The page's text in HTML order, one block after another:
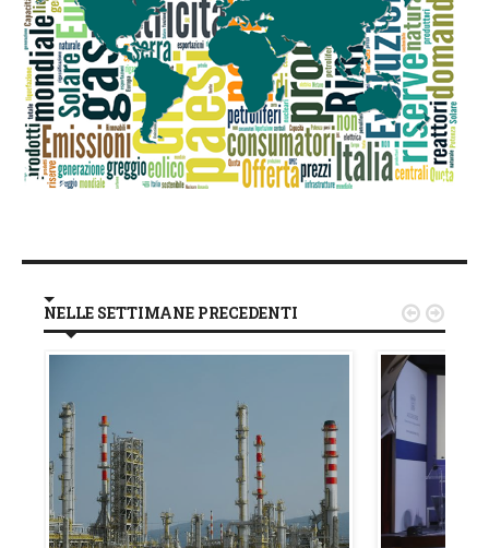
NELLE SETTIMANE PRECEDENTI  